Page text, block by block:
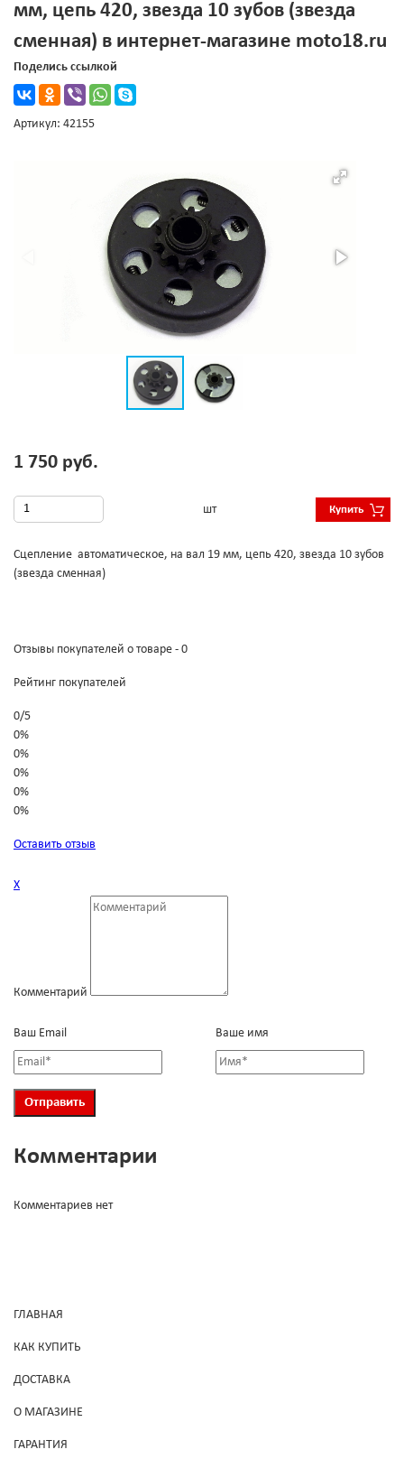
мм, цепь 420, звезда 10 зубов (звезда
сменная) в интернет-магазине moto18.ru
Поделись ссылкой
Артикул: 42155
1 750 руб.
шт Купить
Сцепление автоматическое, на вал 19 мм, цепь 420, звезда 10 зубов
(звезда сменная)
Отзывы покупателей о товаре - 0
Рейтинг покупателей
0/5
0%
0%
0%
0%
0%
Оставить отзыв
Х
Комментарий
Ваш Email Ваше имя
Комментарии
Комментариев нет
ГЛАВНАЯ
КАК КУПИТЬ
ДОСТАВКА
О МАГАЗИНЕ
ГАРАНТИЯ